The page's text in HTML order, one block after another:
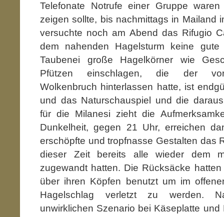
Telefonate Notrufe einer Gruppe
zeigen sollte, bis nachmittags in Mailand
versuchte noch am Abend das Rifugio
dem nahenden Hagelsturm keine
Taubenei große Hagelkörner wie
Pfützen einschlagen, die der
Wolkenbruch hinterlassen hatte, ist
und das Naturschauspiel und die
für die Milanesi zieht die
Dunkelheit, gegen 21 Uhr, erreichen
erschöpfte und tropfnasse Gestalten das
dieser Zeit bereits alle wieder dem
zugewandt hatten. Die Rücksäcke
über ihren Köpfen benutzt um im
Hagelschlag verletzt zu werden.
unwirklichen Szenario bei Käseplatte und